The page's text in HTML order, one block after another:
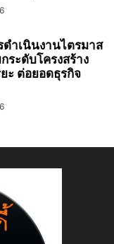
ดำเนินงานไตรมาส
ะดับโครงสร้าง
ะ ต่อยอดธุรกิจ